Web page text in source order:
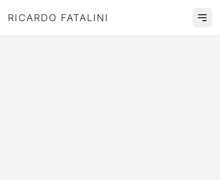
RICARDO FATALINI